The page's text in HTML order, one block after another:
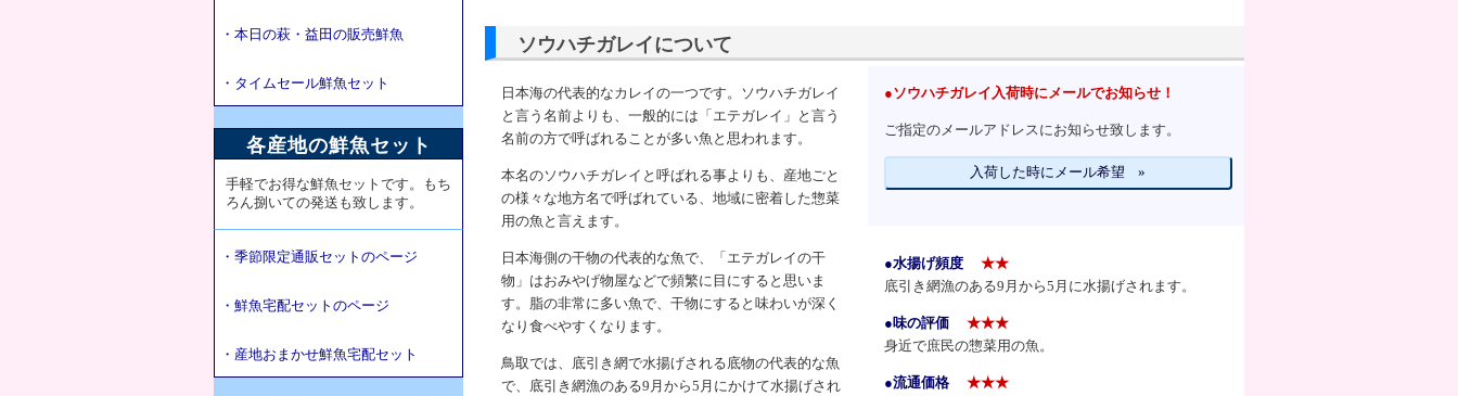
ソウハチガレイについて
日本海の代表的なカレイの一つです。ソウハチガレイ
と言う名前よりも、一般的には「エテガレイ」と言う
名前の方で呼ばれることが多い魚と思われます。
本名のソウハチガレイと呼ばれる事よりも、産地ごと
の様々な地方名で呼ばれている、地域に密着した惣菜
用の魚と言えます。
日本海側の干物の代表的な魚で、「エテガレイの干
物」はおみやげ物屋などで頻繁に目にすると思いま
す。脂の非常に多い魚で、干物にすると味わいが深く
なり食べやすくなります。
鳥取では、底引き網で水揚げされる底物の代表的な魚
で、底引き網漁のある9月から5月にかけて水揚げされ
●ソウハチガレイ入荷時にメールでお知らせ！
ご指定のメールアドレスにお知らせ致します。
入荷した時にメール希望 »
●水揚げ頻度
★★
底引き網漁のある9月から5月に水揚げされます。
●味の評価
★★★
身近で庶民の惣菜用の魚。
●流通価格
★★★
・本日の萩・益田の販売鮮魚
・タイムセール鮮魚セット
各産地の鮮魚セット
手軽でお得な鮮魚セットです。もち
ろん捌いての発送も致します。
・季節限定通販セットのページ
・鮮魚宅配セットのページ
・産地おまかせ鮮魚宅配セット